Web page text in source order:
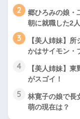
2
郷ひろみの娘・
朝に就職した2
3
【美人姉妹】
かはサイモン・
4
【美人姉妹】
がスゴイ！
5
林寛子の娘で長
萌の現在は？